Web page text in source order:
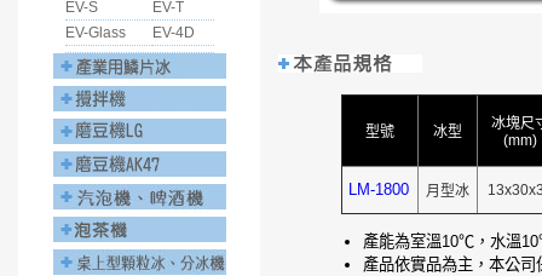
型號 冰型
冰塊尺
(mm)
LM-1800 月型冰
產能為室溫10℃，水溫
產品依實品為主，本公